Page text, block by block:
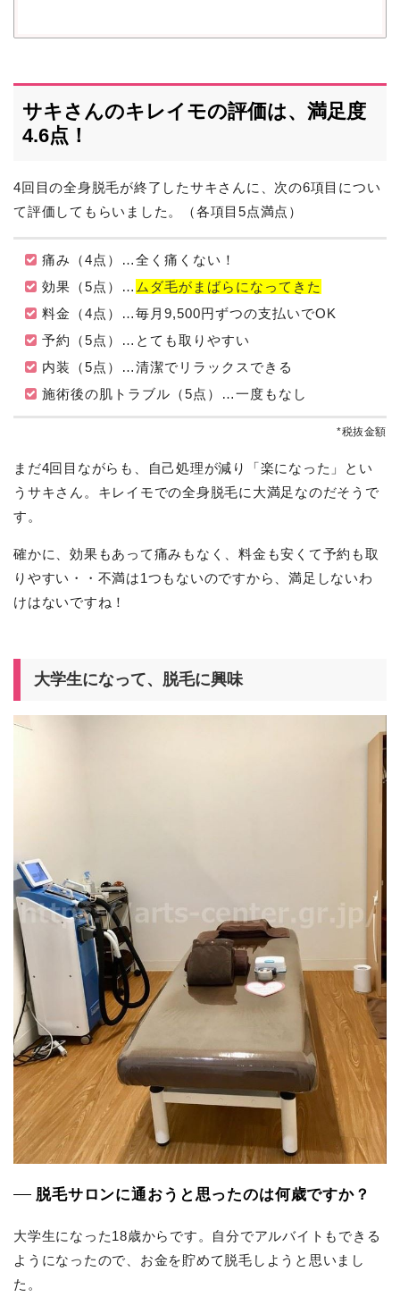
サキさんのキレイモの評価は、満足度
4.6点！
4回目の全身脱毛が終了したサキさんに、次の6項目につい
て評価してもらいました。（各項目5点満点）
痛み（4点）…全く痛くない！
効果（5点）… ムダ毛がまばらになってきた
料金（4点）…毎月9,500円ずつの支払いでOK
予約（5点）…とても取りやすい
内装（5点）…清潔でリラックスできる
施術後の肌トラブル（5点）…一度もなし
*税抜金額
まだ4回目ながらも、自己処理が減り「楽になった」とい
うサキさん。キレイモでの全身脱毛に大満足なのだそうで
す。
確かに、効果もあって痛みもなく、料金も安くて予約も取
りやすい・・不満は1つもないのですから、満足しないわ
けはないですね！
大学生になって、脱毛に興味
脱毛サロンに通おうと思ったのは何歳ですか？
大学生になった18歳からです。自分でアルバイトもできる
ようになったので、お金を貯めて脱毛しようと思いまし
た。